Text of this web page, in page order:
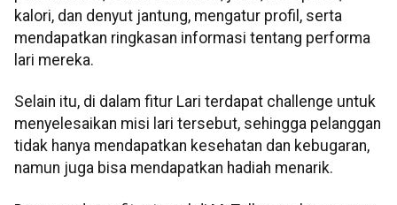
kalori, dan denyut jantung, mengatur profil, serta
mendapatkan ringkasan informasi tentang performa
lari mereka.
Selain itu, di dalam fitur Lari terdapat challenge untuk
menyelesaikan misi lari tersebut, sehingga pelanggan
tidak hanya mendapatkan kesehatan dan kebugaran,
namun juga bisa mendapatkan hadiah menarik.